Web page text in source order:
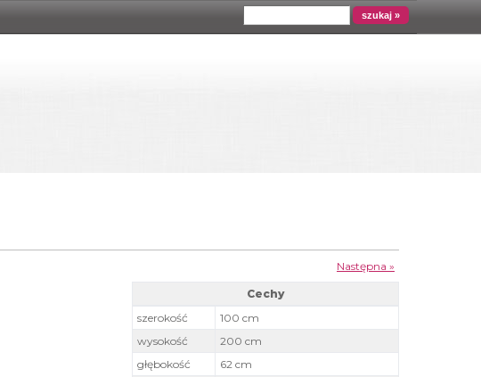
Następna »
Szafa Top 23 PLUS 100 - Cechy
Cechy
szerokość
100 cm
wysokość
200 cm
głębokość
62 cm